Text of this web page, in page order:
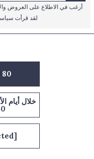
أرغب في الاطلاع على العروض
لقد قرأت
80